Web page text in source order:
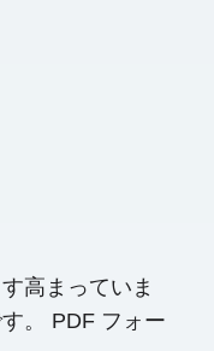
高まっていま
。 PDF フォー